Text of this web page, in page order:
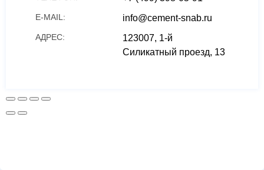
E-MAIL: info@cement-snab.ru
АДРЕС:
123007, 1-й
Силикатный проезд, 13